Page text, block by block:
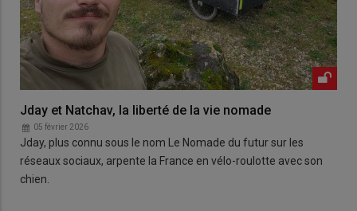
Jday et Natchav, la liberté de la vie nomade
05 février 2026
Jday, plus connu sous le nom Le Nomade du futur sur les
réseaux sociaux, arpente la France en vélo-roulotte avec son
chien.